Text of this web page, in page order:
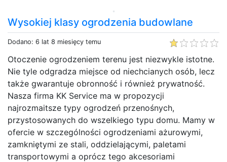
Wysokiej klasy ogrodzenia budowlane
Dodano: 6 lat 8 miesięcy temu
Otoczenie ogrodzeniem terenu jest niezwykle istotne.
Nie tyle odgradza miejsce od niechcianych osób, lecz
także gwarantuje obronność i również prywatność.
Nasza firma KK Service ma w propozycji
najrozmaitsze typy ogrodzeń przenośnych,
przystosowanych do wszelkiego typu domu. Mamy w
ofercie w szczególności ogrodzeniami ażurowymi,
zamkniętymi ze stali, oddzielającymi, paletami
transportowymi a oprócz tego akcesoriami